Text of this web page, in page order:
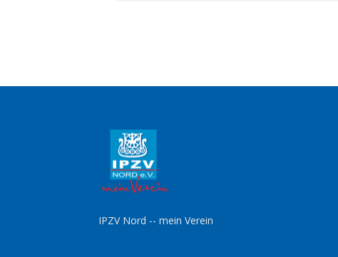
IPZV Nord -- mein Verein